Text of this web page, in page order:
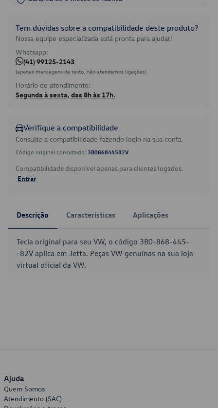
Tem dúvidas sobre a compatibilidade deste produto?
Nossa equipe especializada está pronta para ajudar!
Whatsapp:
(41) 99125-2143
(apenas mensagens de texto, não atendemos ligações)
Horário de atendimento:
Segunda à sexta, das 8h às 17h.
Verifique a compatibilidade
Consulte a compatibilidade fazendo login na sua conta.
Código original consultado: 3B086844582V
Compatibilidade disponível apenas para clientes logados.
Entrar
Descrição Características Aplicações
Tecla original para seu VW, o código 3B0-868-445-
-82V aplica em Jetta. Peças VW genuínas na sua loja
virtual oficial da VW.
Ajuda
Quem Somos
Atendimento (SAC)